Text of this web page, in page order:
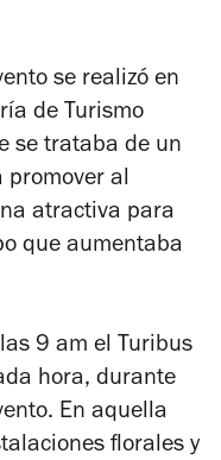
se realizó en
de Turismo
se trataba de un
promover al
atractiva para
que aumentaba
9 am el Turibus
hora, durante
En aquella
florales y